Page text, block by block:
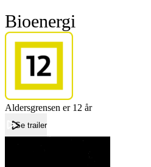
Bioenergi
Aldersgrensen er 12 år
Se trailer